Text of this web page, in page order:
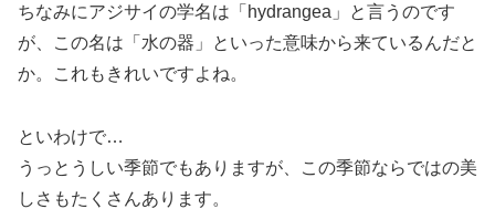
ちなみにアジサイの学名は「hydrangea」と言うのです
が、この名は「水の器」といった意味から来ているんだと
か。これもきれいですよね。
といわけで…
うっとうしい季節でもありますが、この季節ならではの美
しさもたくさんあります。